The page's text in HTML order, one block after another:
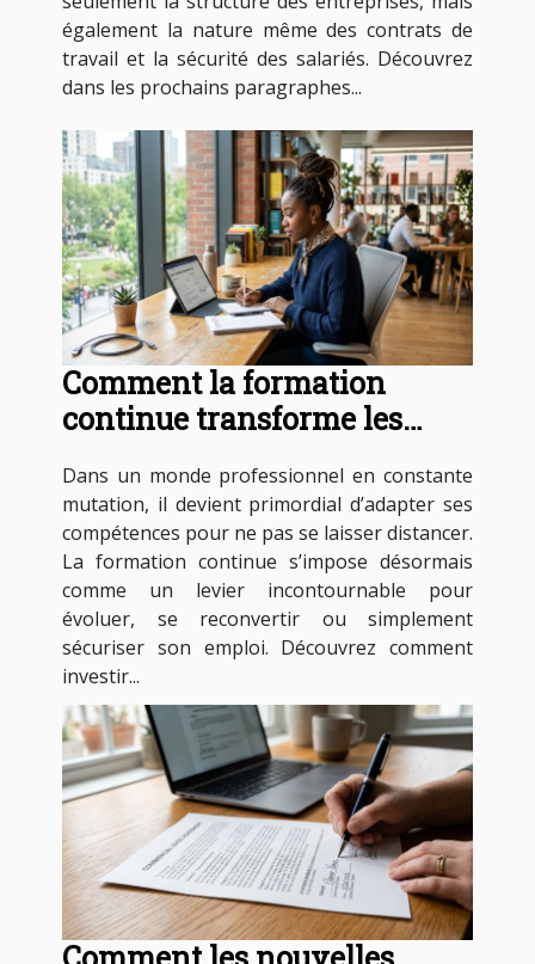
également la nature même des contrats de
travail et la sécurité des salariés. Découvrez
dans les prochains paragraphes...
Comment la formation
continue transforme les
Dans un monde professionnel en constante
mutation, il devient primordial d’adapter ses
compétences pour ne pas se laisser distancer.
La formation continue s’impose désormais
comme un levier incontournable pour
évoluer, se reconvertir ou simplement
sécuriser son emploi. Découvrez comment
investir...